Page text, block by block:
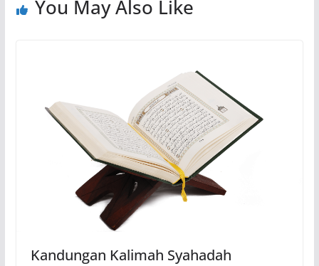
You May Also Like
Kandungan Kalimah Syahadah